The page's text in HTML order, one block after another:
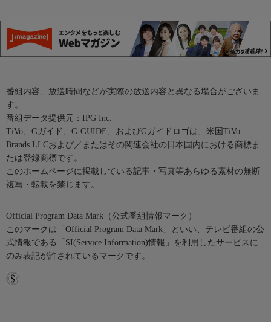
番組内容、放送時間などが実際の放送内容と異なる場合がございま
す。
番組データ提供元：IPG Inc.
TiVo、Gガイド、G-GUIDE、およびGガイドロゴは、米国TiVo
Brands LLCおよび／またはその関連会社の日本国内における商標ま
たは登録商標です。
このホームページに掲載している記事・写真等あらゆる素材の無断
複写・転載を禁じます。
Official Program Data Mark（公式番組情報マーク）
このマークは「Official Program Data Mark」といい、テレビ番組の公
式情報である「SI(Service Information)情報」を利用したサービスに
のみ表記が許されているマークです。